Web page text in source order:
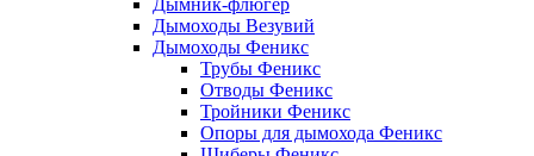
Дымник-флюгер
Дымоходы Везувий
Дымоходы Феникс
Трубы Феникс
Отводы Феникс
Тройники Феникс
Опоры для дымохода Феникс